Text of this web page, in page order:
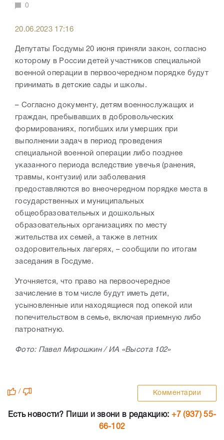
0
20.06.2023 17:16
Депутаты Госдумы 20 июня приняли закон, согласно
которому в России детей участников специальной
военной операции в первоочередном порядке будут
принимать в детские сады и школы.
– Согласно документу, детям военнослужащих и
граждан, пребывавших в добровольческих
формированиях, погибших или умерших при
выполнении задач в период проведения
специальной военной операции либо позднее
указанного периода вследствие увечья (ранения,
травмы, контузии) или заболевания
предоставляются во внеочередном порядке места в
государственных и муниципальных
общеобразовательных и дошкольных
образовательных организациях по месту
жительства их семей, а также в летних
оздоровительных лагерях, – сообщили по итогам
заседания в Госдуме.
Уточняется, что право на первоочередное
зачисление в том числе будут иметь дети,
усыновленные или находящиеся под опекой или
попечительством в семье, включая приемную либо
патронатную.
Фото: Павел Мирошкин / ИА «Высота 102»
/ Комментарии
Есть новости? Пиши и звони в редакцию: +7 (937) 55-
66-102